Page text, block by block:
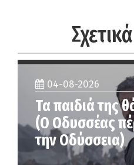
04-08-2026
Τα παιδιά της
(Ο Οδυσσέας
την Οδύσσεια)